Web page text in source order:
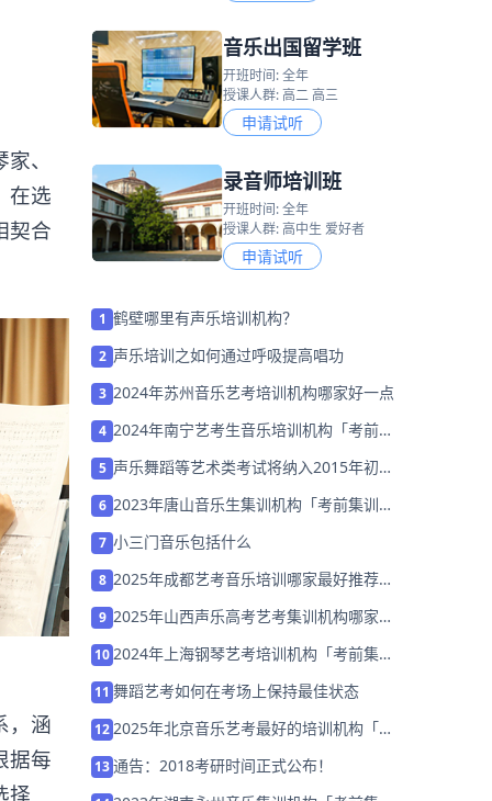
、
在选
契合
，涵
据每
择
音乐出国留学班
开班时间: 全年
授课人群: 高二 高三
申请试听
录音师培训班
开班时间: 全年
授课人群: 高中生 爱好者
申请试听
1 鹤壁哪里有声乐培训机构？
2 声乐培训之如何通过呼吸提高唱功
3 2024年苏州音乐艺考培训机构哪家好一点
4 2024年南宁艺考生音乐培训机构「考前集
5 声乐舞蹈等艺术类考试将纳入2015年初中
6 2023年唐山音乐生集训机构「考前集训营
7 小三门音乐包括什么
8 2025年成都艺考音乐培训哪家最好推荐
9 2025年山西声乐高考艺考集训机构哪家好
102024年上海钢琴艺考培训机构「考前集训
11 舞蹈艺考如何在考场上保持最佳状态
122025年北京音乐艺考最好的培训机构「集
13通告：2018考研时间正式公布！